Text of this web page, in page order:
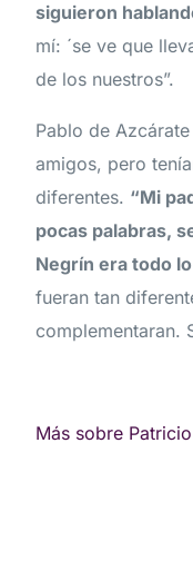
siguieron
mí: ´se ve que
de los nuestros”.
Pablo de
amigos, pero
diferentes. “Mi
pocas palabras,
Negrín era todo
fueran tan
complementaran.
Más sobre